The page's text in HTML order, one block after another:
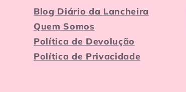
Blog Diário da Lancheira
Quem Somos
Política de Devolução
Política de Privacidade